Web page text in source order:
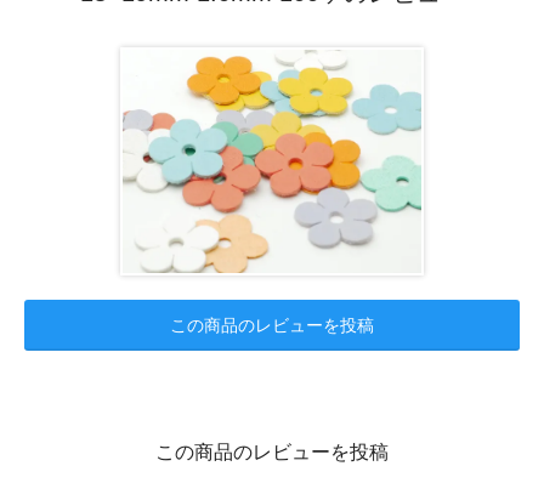
この商品のレビューを投稿
この商品のレビューを投稿